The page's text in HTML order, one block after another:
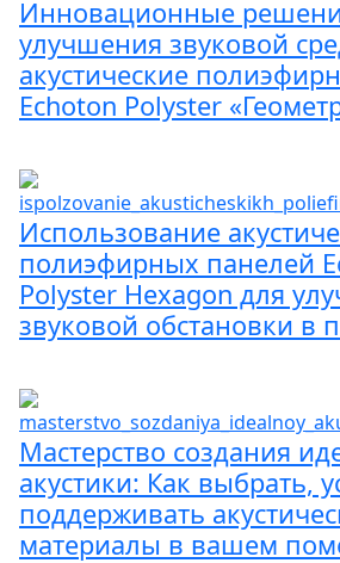
Инновационные
улучшения звуковой
акустические
Echoton Polyster
Использование
полиэфирных панелей
Polyster Hexagon для
звуковой обстановки в
Мастерство создания
акустики: Как выбрать,
поддерживать
материалы в вашем